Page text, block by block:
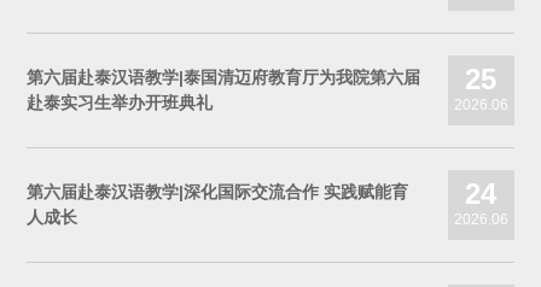
第六届赴泰汉语教学|泰国清迈府教育厅为我院第六届
赴泰实习生举办开班典礼
25
2026.06
第六届赴泰汉语教学|深化国际交流合作 实践赋能育
人成长
24
2026.06